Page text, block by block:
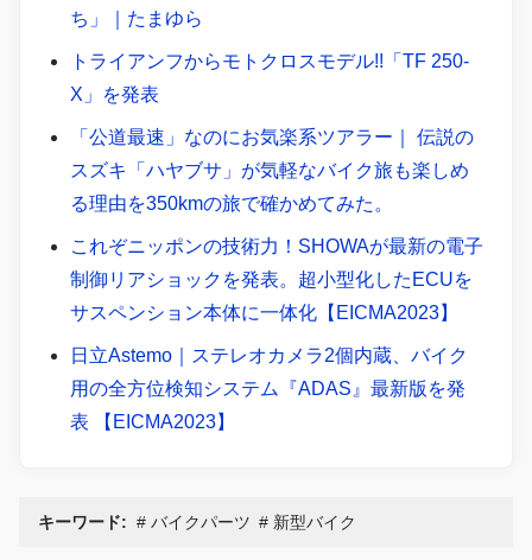
ち」｜たまゆら
トライアンフからモトクロスモデル!!「TF 250-
X」を発表
「公道最速」なのにお気楽系ツアラー｜ 伝説の
スズキ「ハヤブサ」が気軽なバイク旅も楽しめ
る理由を350kmの旅で確かめてみた。
これぞニッポンの技術力！SHOWAが最新の電子
制御リアショックを発表。超小型化したECUを
サスペンション本体に一体化【EICMA2023】
日立Astemo｜ステレオカメラ2個内蔵、バイク
用の全方位検知システム『ADAS』最新版を発
表 【EICMA2023】
キーワード: バイクパーツ 新型バイク